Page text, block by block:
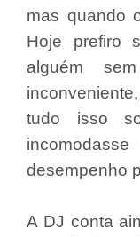
mas quando
Hoje prefiro
alguém
tudo isso
desempenho
A DJ conta